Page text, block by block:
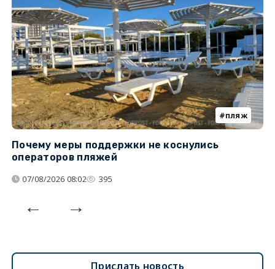
пляж
Почему меры поддержки не коснулись
операторов пляжей
07/08/2026 08:02 395
Прислать новость